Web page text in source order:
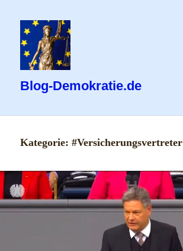
Blog-Demokratie.de
Kategorie:#Versicherungsvertreter